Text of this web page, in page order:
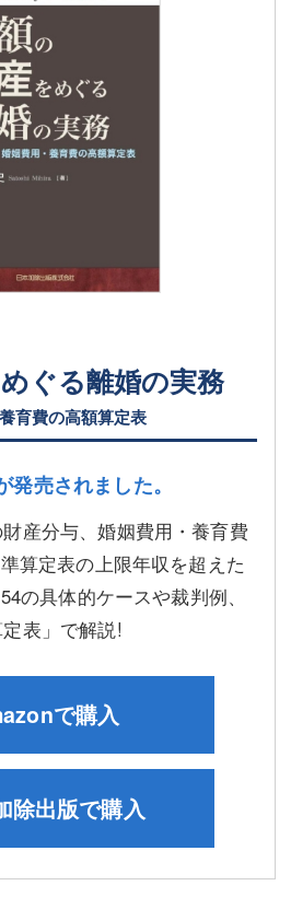
ぐる離婚の実務
育費の高額算定表
売されました。
産分与、婚姻費用・養育費
算定表の上限年収を超えた
の具体的ケースや裁判例、
表」で解説!
除出版で購入
で購入